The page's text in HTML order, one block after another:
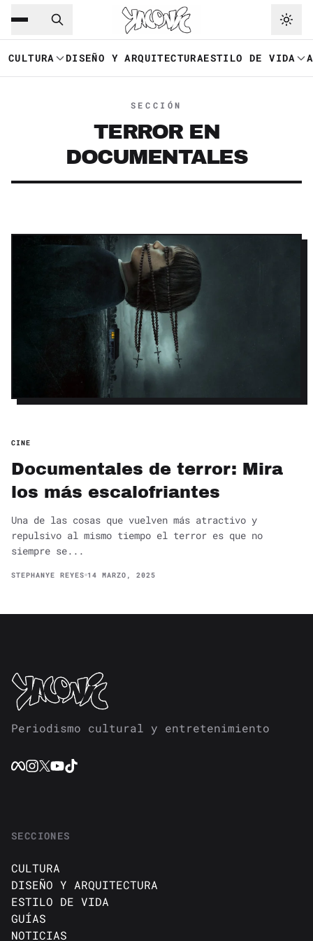
Saltar al contenido principal
CULTURA DISEÑO Y ARQUITECTURAESTILO DE VIDA
SECCIÓN
TERROR EN
DOCUMENTALES
CINE
Documentales de terror: Mira
los más escalofriantes
Una de las cosas que vuelven más atractivo y
repulsivo al mismo tiempo el terror es que no
siempre se...
STEPHANYE REYES 14 MARZO, 2025
Periodismo cultural y entretenimiento
SECCIONES
CULTURA
DISEÑO Y ARQUITECTURA
ESTILO DE VIDA
GUÍAS
NOTICIAS